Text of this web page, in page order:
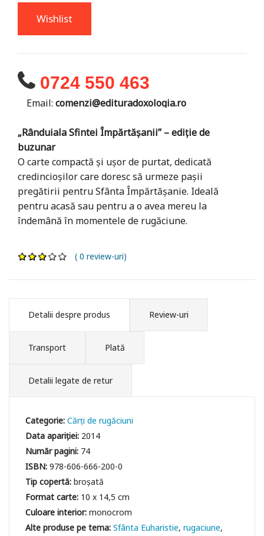
Wishlist
0724 550 463
Email: comenzi@edituradoxologia.ro
„Rânduiala Sfintei Împărtășanii” – ediție de
buzunar
O carte compactă și ușor de purtat, dedicată
credincioșilor care doresc să urmeze pașii
pregătirii pentru Sfânta Împărtășanie. Ideală
pentru acasă sau pentru a o avea mereu la
îndemână în momentele de rugăciune.
( 0 review-uri)
Detalii despre produs Review-uri
Transport Plată
Detalii legate de retur
Categorie:Cărți de rugăciuni
Data apariției: 2014
Număr pagini: 74
ISBN:978-606-666-200-0
Tip copertă:broșată
Format carte: 10 x 14,5 cm
Culoare interior:monocrom
Sfânta Euharistie rugaciune